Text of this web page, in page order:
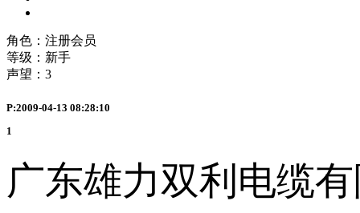
角色：注册会员
等级：新手
声望： 3
P:2009-04-13 08:28:10
1
广东雄力双利电缆